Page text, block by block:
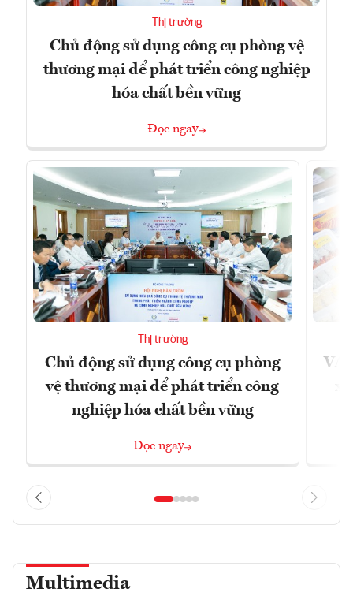
Thị trường
Chủ động sử dụng công cụ phòng vệ
thương mại để phát triển công nghiệp
hóa chất bền vững
Đọc ngay
Thị trường
Chủ động sử dụng công cụ phòng
vệ thương mại để phát triển công
nghiệp hóa chất bền vững
Đọc ngay
Multimedia